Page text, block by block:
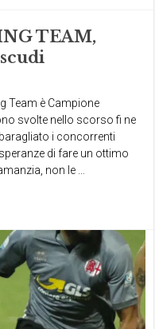
TEAM,
Team è Campione
svolte nello scorso fi ne
i concorrenti
di fare un ottimo
non le …